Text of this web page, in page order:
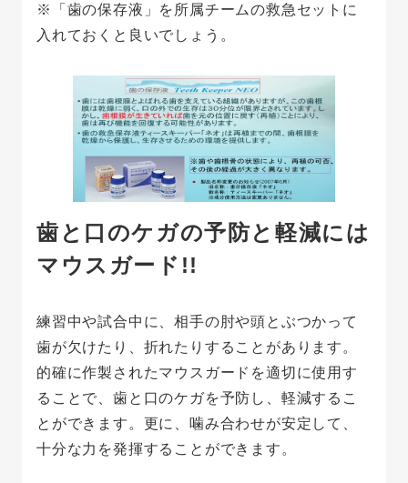
※「歯の保存液」を所属チームの救急セットに
入れておくと良いでしょう。
歯と口のケガの予防と軽減には
マウスガード!!
練習中や試合中に、相手の肘や頭とぶつかって
歯が欠けたり、折れたりすることがあります。
的確に作製されたマウスガードを適切に使用す
ることで、歯と口のケガを予防し、軽減するこ
とができます。更に、噛み合わせが安定して、
十分な力を発揮することができます。